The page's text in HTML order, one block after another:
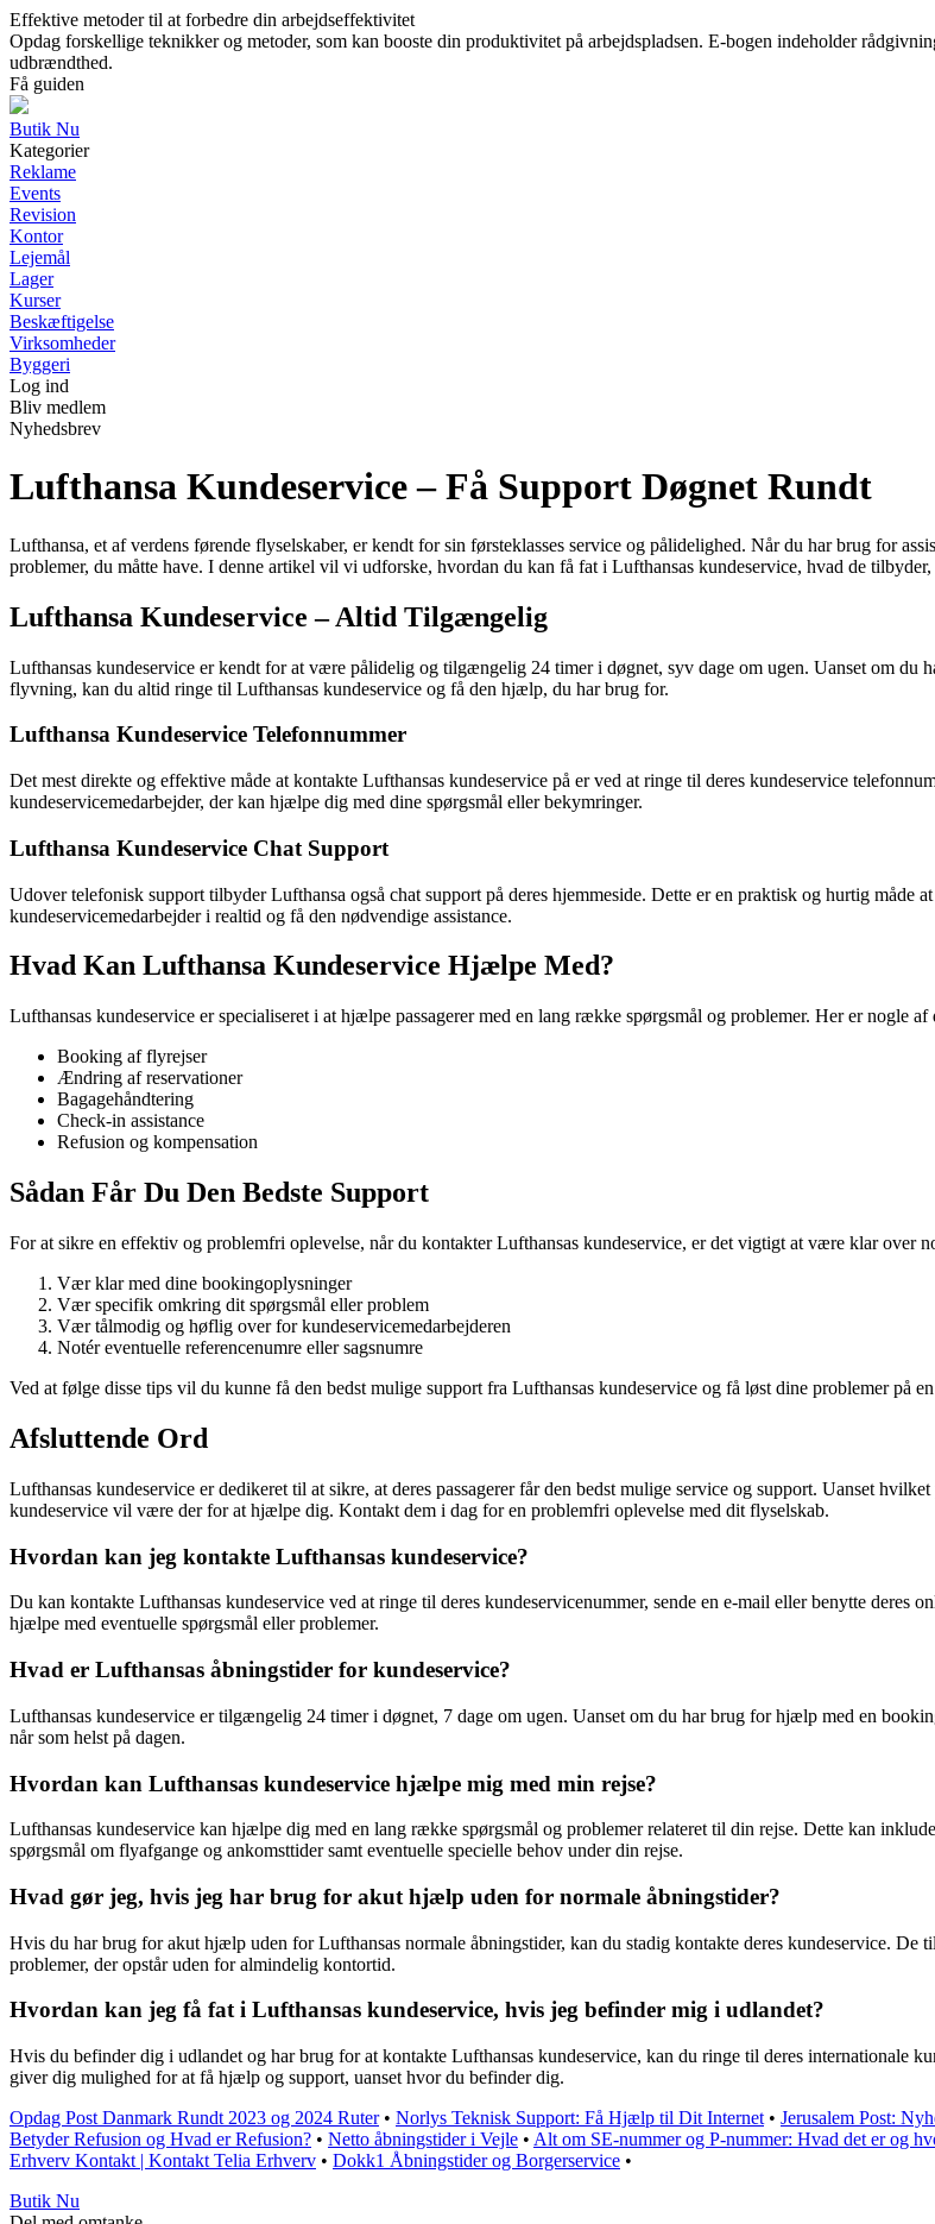
Effektive metoder til at forbedre din arbejdseffektivitet
Opdag forskellige teknikker og metoder, som kan booste din produktivitet på arbejdspladsen. E-bogen indeholder
udbrændthed.
Få guiden
Butik Nu
Kategorier
Reklame
Events
Revision
Kontor
Lejemål
Lager
Kurser
Beskæftigelse
Virksomheder
Byggeri
Log ind
Bliv medlem
Nyhedsbrev
Lufthansa Kundeservice – Få Support Døgnet Rundt
Lufthansa, et af verdens førende flyselskaber, er kendt for sin førsteklasses service og pålidelighed. Når du har brug for
problemer, du måtte have. I denne artikel vil vi udforske, hvordan du kan få fat i Lufthansas kundeservice, hvad de
Lufthansa Kundeservice – Altid Tilgængelig
Lufthansas kundeservice er kendt for at være pålidelig og tilgængelig 24 timer i døgnet, syv dage om ugen. Uanset om du
flyvning, kan du altid ringe til Lufthansas kundeservice og få den hjælp, du har brug for.
Lufthansa Kundeservice Telefonnummer
Det mest direkte og effektive måde at kontakte Lufthansas kundeservice på er ved at ringe til deres kundeservice
kundeservicemedarbejder, der kan hjælpe dig med dine spørgsmål eller bekymringer.
Lufthansa Kundeservice Chat Support
Udover telefonisk support tilbyder Lufthansa også chat support på deres hjemmeside. Dette er en praktisk og hurtig måde
kundeservicemedarbejder i realtid og få den nødvendige assistance.
Hvad Kan Lufthansa Kundeservice Hjælpe Med?
Lufthansas kundeservice er specialiseret i at hjælpe passagerer med en lang række spørgsmål og problemer. Her er nogle
Booking af flyrejser
Ændring af reservationer
Bagagehåndtering
Check-in assistance
Refusion og kompensation
Sådan Får Du Den Bedste Support
For at sikre en effektiv og problemfri oplevelse, når du kontakter Lufthansas kundeservice, er det vigtigt at være klar over
Vær klar med dine bookingoplysninger
Vær specifik omkring dit spørgsmål eller problem
Vær tålmodig og høflig over for kundeservicemedarbejderen
Notér eventuelle referencenumre eller sagsnumre
Ved at følge disse tips vil du kunne få den bedst mulige support fra Lufthansas kundeservice og få løst dine problemer på
Afsluttende Ord
Lufthansas kundeservice er dedikeret til at sikre, at deres passagerer får den bedst mulige service og support. Uanset
kundeservice vil være der for at hjælpe dig. Kontakt dem i dag for en problemfri oplevelse med dit flyselskab.
Hvordan kan jeg kontakte Lufthansas kundeservice?
Du kan kontakte Lufthansas kundeservice ved at ringe til deres kundeservicenummer, sende en e-mail eller benytte
hjælpe med eventuelle spørgsmål eller problemer.
Hvad er Lufthansas åbningstider for kundeservice?
Lufthansas kundeservice er tilgængelig 24 timer i døgnet, 7 dage om ugen. Uanset om du har brug for hjælp med en
når som helst på dagen.
Hvordan kan Lufthansas kundeservice hjælpe mig med min rejse?
Lufthansas kundeservice kan hjælpe dig med en lang række spørgsmål og problemer relateret til din rejse. Dette kan
spørgsmål om flyafgange og ankomsttider samt eventuelle specielle behov under din rejse.
Hvad gør jeg, hvis jeg har brug for akut hjælp uden for normale åbningstider?
Hvis du har brug for akut hjælp uden for Lufthansas normale åbningstider, kan du stadig kontakte deres kundeservice.
problemer, der opstår uden for almindelig kontortid.
Hvordan kan jeg få fat i Lufthansas kundeservice, hvis jeg befinder mig i udlandet?
Hvis du befinder dig i udlandet og har brug for at kontakte Lufthansas kundeservice, kan du ringe til deres internationale
giver dig mulighed for at få hjælp og support, uanset hvor du befinder dig.
Opdag Post Danmark Rundt 2023 og 2024 Ruter• Norlys Teknisk Support: Få Hjælp til Dit Internet • Jerusalem Post:
Betyder Refusion og Hvad er Refusion? • Netto åbningstider i Vejle • Alt om SE-nummer og P-nummer: Hvad det er og
Erhverv Kontakt | Kontakt Telia Erhverv • Dokk1 Åbningstider og Borgerservice •
Butik Nu